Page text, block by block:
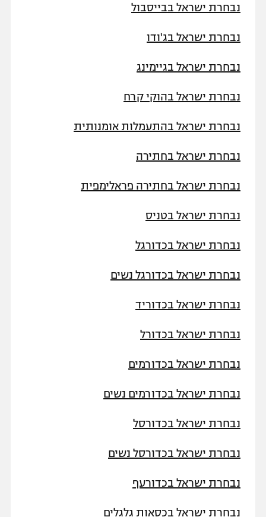
נבחרת ישראל בבייסבול
נבחרת ישראל בג'ודו
נבחרת ישראל בגיימינג
נבחרת ישראל בהוקי קרח
נבחרת ישראל בהתעמלות אומנותית
נבחרת ישראל בחתירה
נבחרת ישראל בחתירה פראלימפית
נבחרת ישראל בטניס
נבחרת ישראל בכדורגל
נבחרת ישראל בכדורגל נשים
נבחרת ישראל בכדוריד
נבחרת ישראל בכדורל
נבחרת ישראל בכדורמים
נבחרת ישראל בכדורמים נשים
נבחרת ישראל בכדורסל
נבחרת ישראל בכדורסל נשים
נבחרת ישראל בכדורעף
נבחרת ישראל בכסאות גלגלים